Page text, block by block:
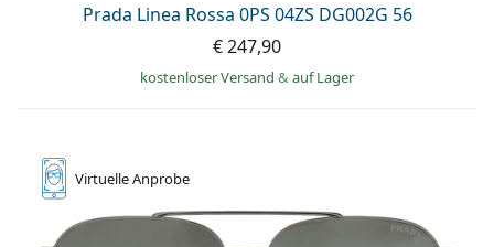
Prada Linea Rossa 0PS 04ZS DG002G 56
€ 247,90
kostenloser Versand & auf Lager
VirtuelleAnprobe